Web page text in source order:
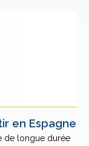
en Espagne
de longue durée